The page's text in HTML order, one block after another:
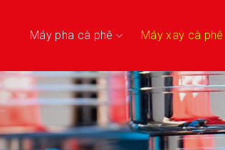
Máy pha cà phê Máy xay cà phê